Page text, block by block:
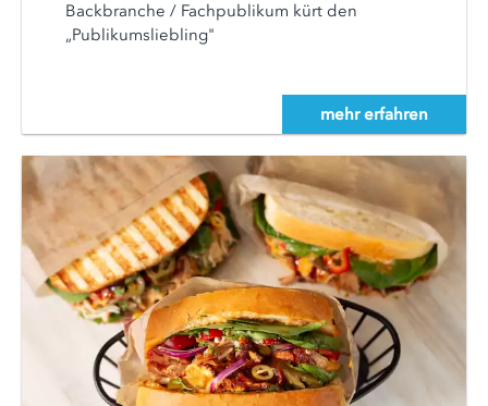
Backbranche / Fachpublikum kürt den
„Publikumsliebling"
mehr erfahren